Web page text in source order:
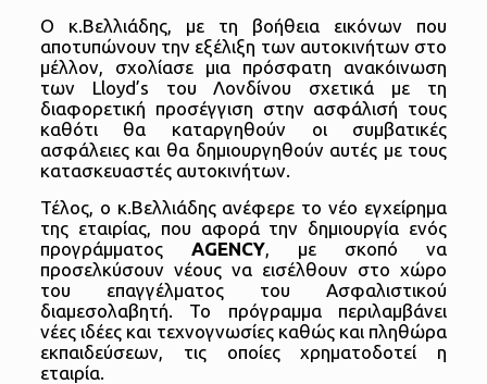
O κ.Βελλιάδης, με τη βοήθεια εικόνων που
αποτυπώνουν την εξέλιξη των αυτοκινήτων στο
μέλλον, σχολίασε μια πρόσφατη ανακόινωση
των Lloyd’s του Λονδίνου σχετικά με τη
διαφορετική προσέγγιση στην ασφάλισή τους
καθότι θα καταργηθούν οι συμβατικές
ασφάλειες και θα δημιουργηθούν αυτές με τους
κατασκευαστές αυτοκινήτων.
Τέλος, ο κ.Βελλιάδης ανέφερε το νέο εγχείρημα
της εταιρίας, που αφορά την δημιουργία ενός
προγράμματος AGENCY, με σκοπό να
προσελκύσουν νέους να εισέλθουν στο χώρο
του επαγγέλματος του Ασφαλιστικού
διαμεσολαβητή. Το πρόγραμμα περιλαμβάνει
νέες ιδέες και τεχνογνωσίες καθώς και πληθώρα
εκπαιδεύσεων, τις οποίες χρηματοδοτεί η
εταιρία.